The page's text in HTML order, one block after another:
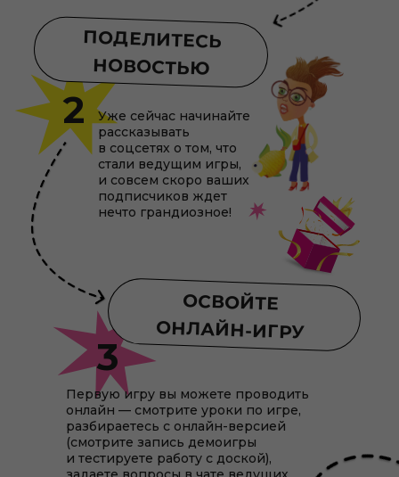
ПОДЕЛИТЕСЬ
НОВОСТЬЮ
ОСВОЙТЕ
ОНЛАЙН-ИГРУ
Уже сейчас начинайте
рассказывать
в соцсетях о том, что
стали ведущим игры,
и совсем скоро ваших
подписчиков ждет
нечто грандиозное!
Первую игру вы можете проводить
онлайн — смотрите уроки по игре,
разбираетесь с онлайн-версией
(смотрите запись демоигры
и тестируете работу с доской),
3
2